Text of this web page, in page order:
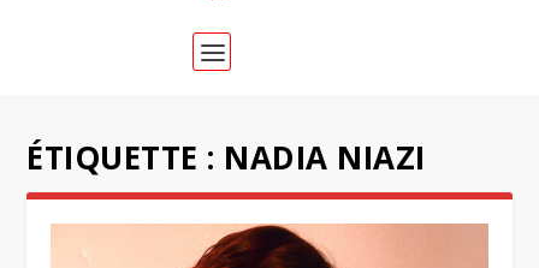
ÉTIQUETTE : NADIA NIAZI